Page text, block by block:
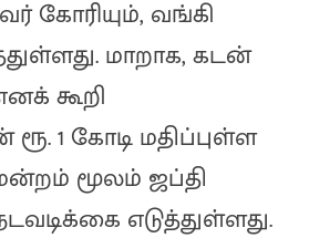
கோரியும், வங்கி
மாறாக, கடன்
கூறி
1 கோடி மதிப்புள்ள
மூலம் ஜப்தி
எடுத்துள்ளது.